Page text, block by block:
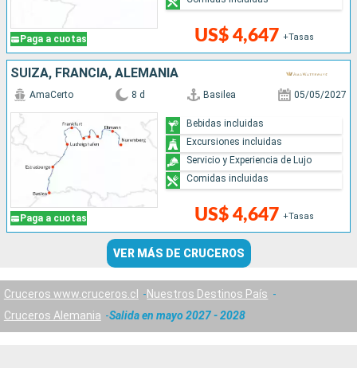
Paga a cuotas US$ 4,647 +Tasas
SUIZA, FRANCIA, ALEMANIA
Paga a cuotas
AmaCerto 8 d Basilea 05/05/2027
US$ 4,647 +Tasas
Bebidas incluidas
Excursiones incluidas
Servicio y Experiencia de Lujo
Comidas incluidas
VER MÁS DE CRUCEROS
Cruceros www.cruceros.cl
Nuestros Destinos País
Cruceros Alemania
Salida en mayo 2027 - 2028